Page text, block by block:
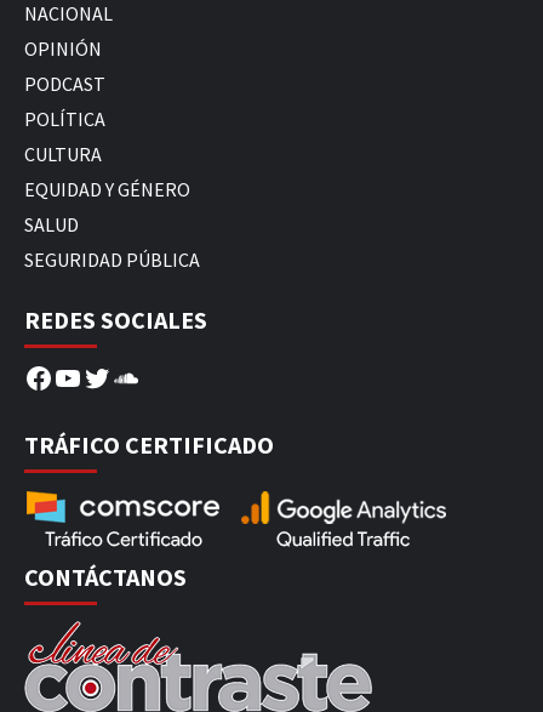
NACIONAL
OPINIÓN
PODCAST
POLÍTICA
CULTURA
EQUIDAD Y GÉNERO
SALUD
SEGURIDAD PÚBLICA
REDES SOCIALES
Facebook
YouTube
Twitter
SoundCloud
TRÁFICO CERTIFICADO
CONTÁCTANOS